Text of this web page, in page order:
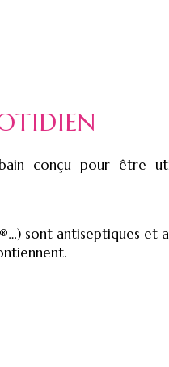
conçu pour être
sont antiseptiques et